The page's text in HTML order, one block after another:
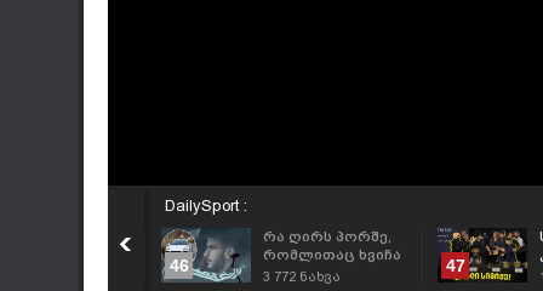
DailySport :
46
რა ღირს პორშე,
რომლითაც ხვიჩა
კვარაცხელია
3 772 ნახვა
47